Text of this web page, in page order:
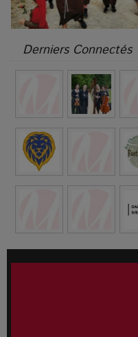
Derniers Connectés